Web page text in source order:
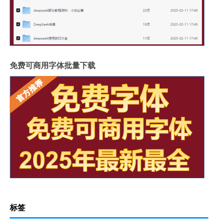
免费可商用字体批量下载
标签